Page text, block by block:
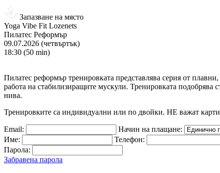
Запазване на място
Yoga Vibe Fit Lozenets
Пилатес Реформър
09.07.2026 (четвъртък)
18:30 (50 min)
Пилатес реформър тренировката представлява серия от
работа на стабилизиращите мускули. Тренировката подобрява
нива.
Тренировките са индивидуални или по двойки. НЕ важат
Email:
Начин на плащане:
Име:
Телефон:
Парола:
Забравена парола